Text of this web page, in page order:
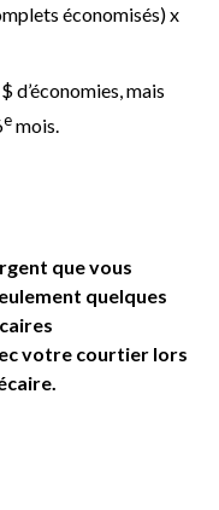
économisés) x
d’économies, mais
emois.
que vous
quelques
votre courtier lors